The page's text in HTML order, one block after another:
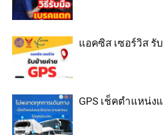
แอคซิส เซอร์วิส รั
GPS เช็คตำแหน่